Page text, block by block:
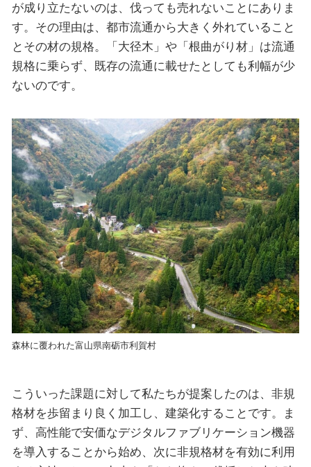
が成り立たないのは、伐っても売れないことにありま
す。その理由は、都市流通から大きく外れていること
とその材の規格。「大径木」や「根曲がり材」は流通
規格に乗らず、既存の流通に載せたとしても利幅が少
ないのです。
森林に覆われた富山県南砺市利賀村
こういった課題に対して私たちが提案したのは、非規
格材を歩留まり良く加工し、建築化することです。ま
ず、高性能で安価なデジタルファブリケーション機器
を導入することから始め、次に非規格材を有効に利用